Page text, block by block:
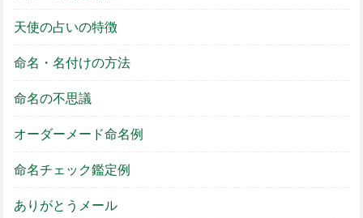
天使の占いの特徴
命名・名付けの方法
命名の不思議
オーダーメード命名例
命名チェック鑑定例
ありがとうメール